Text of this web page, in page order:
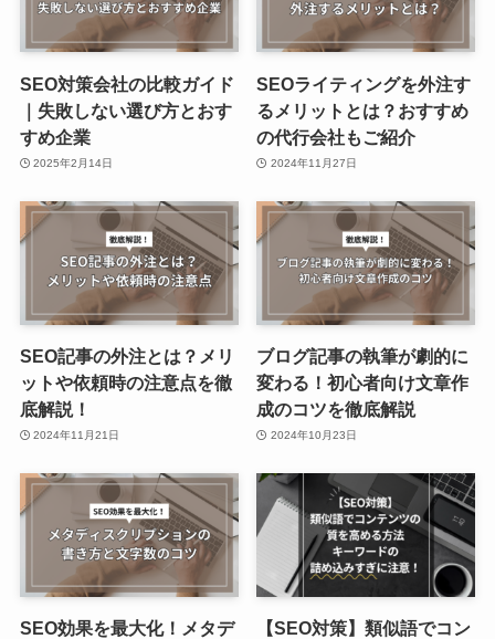
SEO対策会社の比較ガイド
｜失敗しない選び方とおす
すめ企業
2025年2月14日
SEOライティングを外注す
るメリットとは？おすすめ
の代行会社もご紹介
2024年11月27日
SEO記事の外注とは？メリ
ットや依頼時の注意点を徹
底解説！
2024年11月21日
ブログ記事の執筆が劇的に
変わる！初心者向け文章作
成のコツを徹底解説
2024年10月23日
SEO効果を最大化！メタデ
【SEO対策】類似語でコン